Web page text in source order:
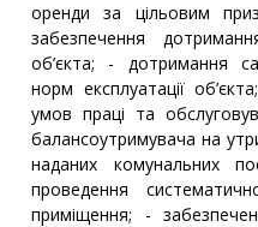
оренди за цільовим
забезпечення
об’єкта; - дотримання
норм експлуатації
умов праці та
балансоутримувача на
наданих комунальних
проведення
приміщення; -